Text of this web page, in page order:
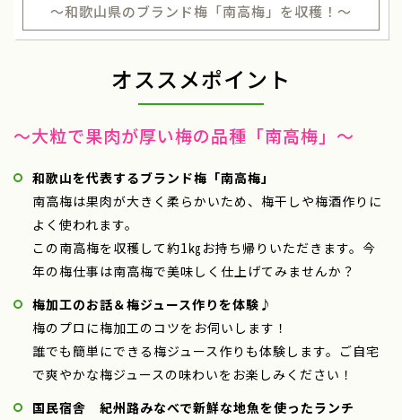
～和歌山県のブランド梅「南高梅」を収穫！～
オススメポイント
～大粒で果肉が厚い梅の品種「南高梅」～
和歌山を代表するブランド梅「南高梅」
南高梅は果肉が大きく柔らかいため、梅干しや梅酒作りに
よく使われます。
この南高梅を収穫して約1㎏お持ち帰りいただきます。今
年の梅仕事は南高梅で美味しく仕上げてみませんか？
梅加工のお話＆梅ジュース作りを体験♪
梅のプロに梅加工のコツをお伺いします！
誰でも簡単にできる梅ジュース作りも体験します。ご自宅
で爽やかな梅ジュースの味わいをお楽しみください！
国民宿舎 紀州路みなべで新鮮な地魚を使ったランチ